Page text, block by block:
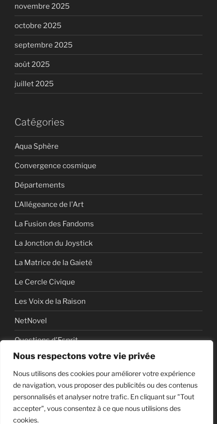
Nous respectons votre vie privée
Nous utilisons des cookies pour améliorer votre expérience
de navigation, vous proposer des publicités ou des contenus
personnalisés et analyser notre trafic. En cliquant sur "Tout
accepter", vous consentez à ce que nous utilisions des
cookies.
novembre 2025
octobre 2025
septembre 2025
août 2025
juillet 2025
Catégories
Aqua Sphère
Convergence cosmique
Départements
L'Allégeance de l'Art
La Fusion des Fandoms
La Jonction du Joystick
La Matrice de la Gaieté
Le Cercle Civique
Les Voix de la Raison
NetNovel
Questions d'Esprit
Série
Série vidéo